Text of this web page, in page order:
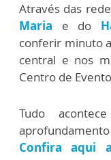
Através das
Maria e do
conferir minuto
central e nos
Centro de
Tudo
Confira aqui